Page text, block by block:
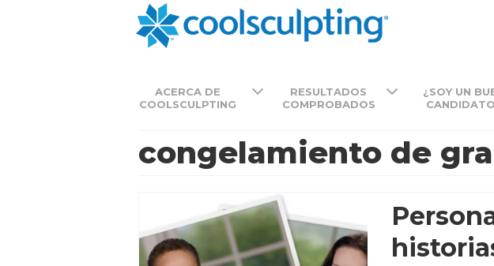
ACERCA DE
COOLSCULPTING
RESULTADOS
COMPROBADOS
¿SOY UN
congelamiento de